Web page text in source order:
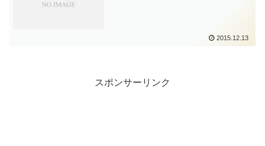
2015.12.13
スポンサーリンク